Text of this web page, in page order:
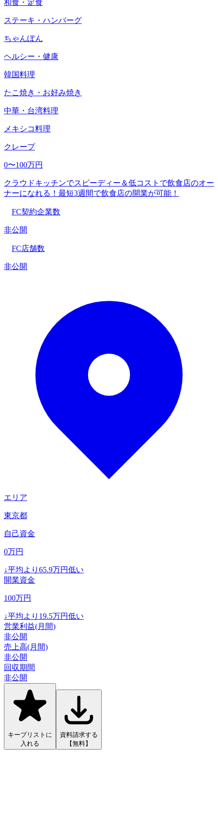
和食・定食
ステーキ・ハンバーグ
ちゃんぽん
ヘルシー・健康
韓国料理
たこ焼き・お好み焼き
中華・台湾料理
メキシコ料理
クレープ
0〜100万円
クラウドキッチンでスピーディー＆低コストで飲食店のオー
ナーになれる！最短3週間で飲食店の開業が可能！
FC契約企業数
非公開
FC店舗数
非公開
エリア
東京都
自己資金
0万円
↓平均より 65.9万円低い
開業資金
100万円
↓平均より 19.5万円低い
営業利益(月間)
非公開
売上高(月間)
非公開
回収期間
非公開
キープリストに
入れる
資料請求する
【無料】